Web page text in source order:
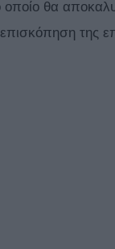
οποίο θα
της